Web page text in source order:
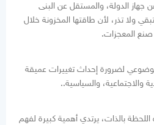
جهاز الدولة، والمستقل عن البنى
تبقي ولا تذر، لأن طاقتها المخزونة خلال
صنع المعجزات.
لضرورة إحداث تغييرات عميقة
والاجتماعية، والسياسية..
بالذات، يرتدي أهمية كبيرة لفهم